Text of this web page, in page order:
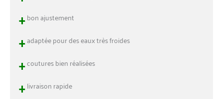
+bon ajustement
+adaptée pour des eaux très froides
+coutures bien réalisées
+livraison rapide